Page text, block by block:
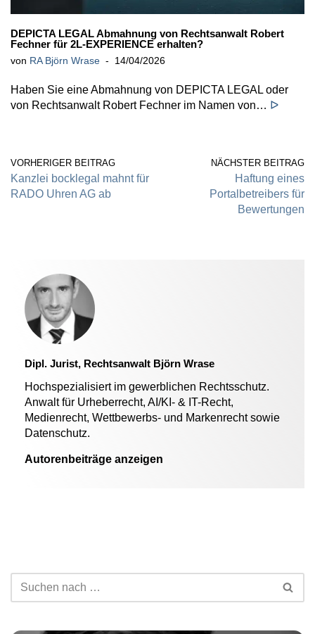
DEPICTA LEGAL Abmahnung von Rechtsanwalt Robert
Fechner für 2L-EXPERIENCE erhalten?
von RA Björn Wrase 14/04/2026
Haben Sie eine Abmahnung von DEPICTA LEGAL oder
von Rechtsanwalt Robert Fechner im Namen von… ᐅ
VORHERIGER BEITRAG
Kanzlei bocklegal mahnt für
RADO Uhren AG ab
NÄCHSTER BEITRAG
Haftung eines
Portalbetreibers für
Bewertungen
Dipl. Jurist, Rechtsanwalt Björn Wrase
Hochspezialisiert im gewerblichen Rechtsschutz.
Anwalt für Urheberrecht, AI/KI- & IT-Recht,
Medienrecht, Wettbewerbs- und Markenrecht sowie
Datenschutz.
Autorenbeiträge anzeigen